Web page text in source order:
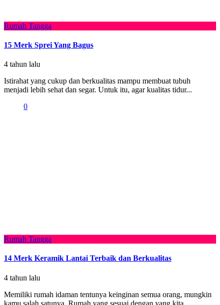
Rumah Tangga
15 Merk Sprei Yang Bagus
4 tahun lalu
Istirahat yang cukup dan berkualitas mampu membuat tubuh
menjadi lebih sehat dan segar. Untuk itu, agar kualitas tidur...
0
Rumah Tangga
14 Merk Keramik Lantai Terbaik dan Berkualitas
4 tahun lalu
Memiliki rumah idaman tentunya keinginan semua orang, mungkin
kamu salah satunya. Rumah yang sesuai dengan yang kita